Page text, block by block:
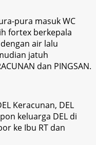
pura masuk WC
fortex berkepala
air lalu
jatuh
dan PINGSAN.
Keracunan, DEL
keluarga DEL di
ke Ibu RT dan